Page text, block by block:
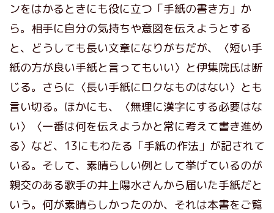
ンをはかるときにも役に立つ「手紙の書き方」か
ら。相手に自分の気持ちや意図を伝えようとする
と、どうしても長い文章になりがちだが、〈短い手
紙の方が良い手紙と言ってもいい〉と伊集院氏は断
じる。さらに〈長い手紙にロクなものはない〉とも
言い切る。ほかにも、〈無理に漢字にする必要はな
い〉〈一番は何を伝えようかと常に考えて書き進め
る〉など、13にもわたる「手紙の作法」が記されて
いる。そして、素晴らしい例として挙げているのが
親交のある歌手の井上陽水さんから届いた手紙だと
いう。何が素晴らしかったのか、それは本書をご覧